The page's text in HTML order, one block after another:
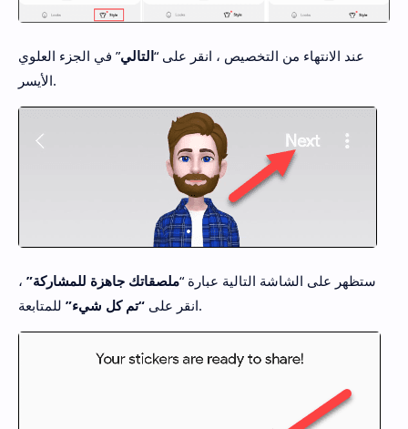
عند الانتهاء من التخصيص ، انقر على “التالي” في الجزء العلوي
الأيسر.
ستظهر على الشاشة التالية عبارة “ملصقاتك جاهزة للمشاركة” ،
انقر على “تم كل شيء” للمتابعة.